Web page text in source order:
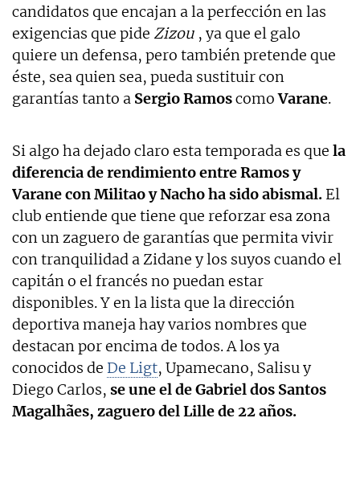
candidatos que encajan a la perfección en las
exigencias que pide Zizou , ya que el galo
quiere un defensa, pero también pretende que
éste, sea quien sea, pueda sustituir con
garantías tanto a Sergio RamoscomoVarane.
Si algo ha dejado claro esta temporada es que la
diferencia de rendimiento entre Ramos y
Varane con Militao y Nacho ha sido abismal. El
club entiende que tiene que reforzar esa zona
con un zaguero de garantías que permita vivir
con tranquilidad a Zidane y los suyos cuando el
capitán o el francés no puedan estar
disponibles. Y en la lista que la dirección
deportiva maneja hay varios nombres que
destacan por encima de todos. A los ya
conocidos de De Ligt, Upamecano, Salisu y
Diego Carlos, se une el de Gabriel dos Santos
Magalhães, zaguero del Lille de 22 años.